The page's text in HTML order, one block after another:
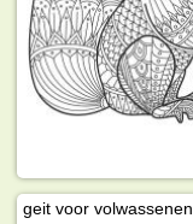
geit voor volwassenen